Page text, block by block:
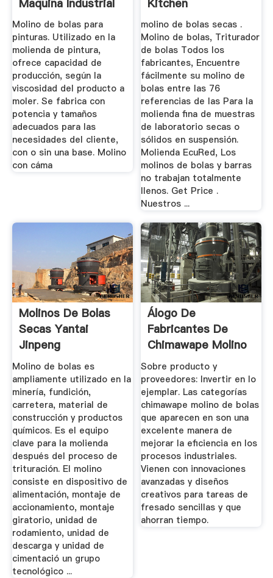
Maquina Industrial
...
Molino de bolas para
pinturas. Utilizado en la
molienda de pintura,
ofrece capacidad de
producción, según la
viscosidad del producto a
moler. Se fabrica con
potencia y tamaños
adecuados para las
necesidades del cliente,
con o sin una base. Molino
con cáma
Kitchen
molino de bolas secas .
Molino de bolas, Triturador
de bolas Todos los
fabricantes, Encuentre
fácilmente su molino de
bolas entre las 76
referencias de las Para la
molienda fina de muestras
de laboratorio secas o
sólidos en suspensión.
Molienda EcuRed, Los
molinos de bolas y barras
no trabajan totalmente
llenos. Get Price .
Nuestros ...
Molinos De Bolas
Secas Yantai
Jinpeng
Equipamiento De ...
Molino de bolas es
ampliamente utilizado en la
minería, fundición,
carretera, material de
construcción y productos
químicos. Es el equipo
clave para la molienda
después del proceso de
trituración. El molino
consiste en dispositivo de
alimentación, montaje de
accionamiento, montaje
giratorio, unidad de
rodamiento, unidad de
descarga y unidad de
cimentació un grupo
tecnológico ...
Álogo De
Fabricantes De
Chimawape Molino
De Bolas De ...
Sobre producto y
proveedores: Invertir en lo
ejemplar. Las categorías
chimawape molino de bolas
que aparecen en son una
excelente manera de
mejorar la eficiencia en los
procesos industriales.
Vienen con innovaciones
avanzadas y diseños
creativos para tareas de
fresado sencillas y que
ahorran tiempo.